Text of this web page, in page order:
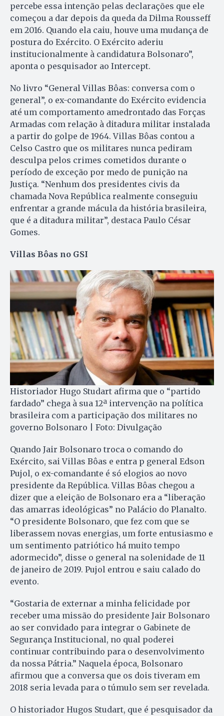
percebe essa intenção pelas declarações que ele
começou a dar depois da queda da Dilma Rousseff
em 2016. Quando ela caiu, houve uma mudança de
postura do Exército. O Exército aderiu
institucionalmente à candidatura Bolsonaro”,
aponta o pesquisador ao Intercept.
No livro “General Villas Bôas: conversa com o
general”, o ex-comandante do Exército evidencia
até um comportamento amedrontado das Forças
Armadas com relação à ditadura militar instalada
a partir do golpe de 1964. Villas Bôas contou a
Celso Castro que os militares nunca pediram
desculpa pelos crimes cometidos durante o
período de exceção por medo de punição na
Justiça. “Nenhum dos presidentes civis da
chamada Nova República realmente conseguiu
enfrentar a grande mácula da história brasileira,
que é a ditadura militar”, destaca Paulo César
Gomes.
Villas Bôas no GSI
Historiador Hugo Studart afirma que o “partido
fardado” chega à sua 12ª intervenção na política
brasileira com a participação dos militares no
governo Bolsonaro | Foto: Divulgação
Quando Jair Bolsonaro troca o comando do
Exército, sai Villas Bôas e entra p general Edson
Pujol, o ex-comandante é só elogios ao novo
presidente da República. Villas Bôas chegou a
dizer que a eleição de Bolsonaro era a “liberação
das amarras ideológicas” no Palácio do Planalto.
“O presidente Bolsonaro, que fez com que se
liberassem novas energias, um forte entusiasmo e
um sentimento patriótico há muito tempo
adormecido”, disse o general na solenidade de 11
de janeiro de 2019. Pujol entrou e saiu calado do
evento.
“Gostaria de externar a minha felicidade por
receber uma missão do presidente Jair Bolsonaro
ao ser convidado para integrar o Gabinete de
Segurança Institucional, no qual poderei
continuar contribuindo para o desenvolvimento
da nossa Pátria.” Naquela época, Bolsonaro
afirmou que a conversa que os dois tiveram em
2018 seria levada para o túmulo sem ser revelada.
O historiador Hugos Studart, que é pesquisador da